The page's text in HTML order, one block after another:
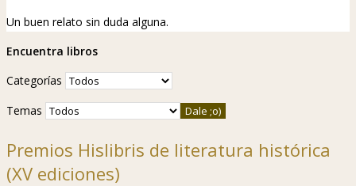
Un buen relato sin duda alguna.
Encuentra libros
Categorías
Temas
Premios Hislibris de literatura histórica
(XV ediciones)